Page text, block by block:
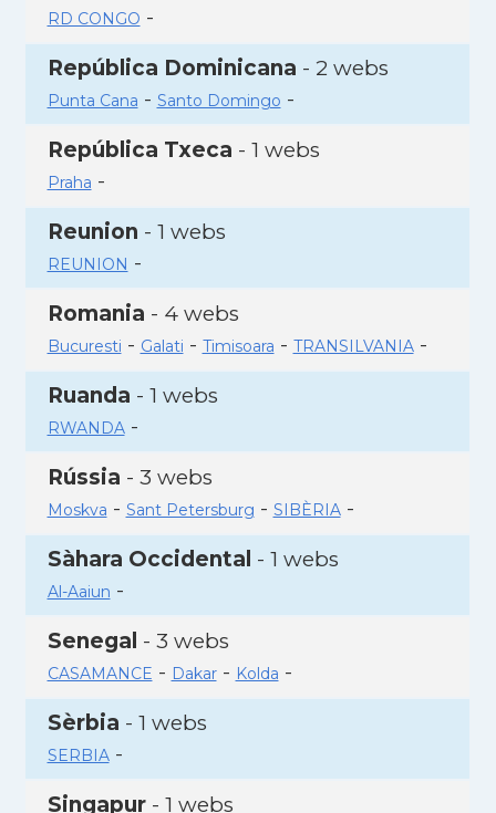
RD CONGO -
República Dominicana - 2 webs
Punta Cana - Santo Domingo -
República Txeca - 1 webs
Praha -
Reunion - 1 webs
REUNION -
Romania - 4 webs
Bucuresti - Galati - Timisoara - TRANSILVANIA-
Ruanda - 1 webs
RWANDA-
Rússia - 3 webs
Moskva - Sant Petersburg - SIBÈRIA-
Sàhara Occidental - 1 webs
Al-Aaiun -
Senegal - 3 webs
CASAMANCE - Dakar- Kolda -
Sèrbia - 1 webs
SERBIA-
Singapur- 1 webs